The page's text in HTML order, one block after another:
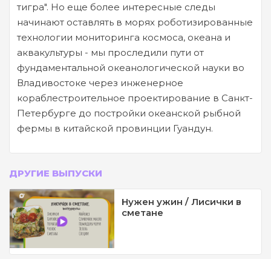
тигра". Но еще более интересные следы
начинают оставлять в морях роботизированные
технологии мониторинга космоса, океана и
аквакультуры - мы проследили пути от
фундаментальной океанологической науки во
Владивостоке через инженерное
кораблестроительное проектирование в Санкт-
Петербурге до постройки океанской рыбной
фермы в китайской провинции Гуандун.
ДРУГИЕ ВЫПУСКИ
Нужен ужин / Лисички в
сметане